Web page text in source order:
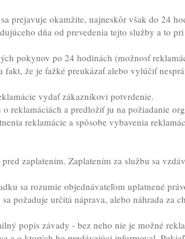
prejavuje okamžite, najneskôr však do 24
dňa od prevedenia tejto služby a to
pokynov po 24 hodinách (možnosť
že je ťažké preukázať alebo vylúčiť
vydať zákazníkovi potvrdenie.
reklamáciách a predložiť ju na požiadanie
reklamácie a spôsobe vybavenia
zaplatením. Zaplatením za službu sa
sa rozumie objednávateľom uplatnené
požaduje určitá náprava, alebo náhrada za
popis závady - bez neho nie je možné